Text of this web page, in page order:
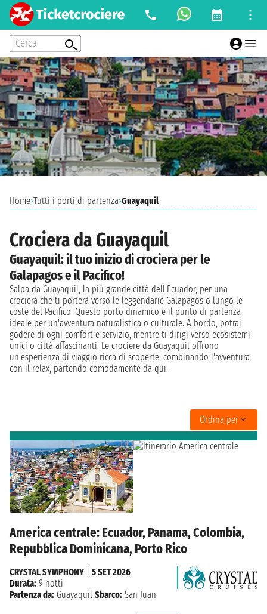
Cerca
Home›Tutti i porti di partenza›Guayaquil
Crociera da Guayaquil
Guayaquil: il tuo inizio di crociera per le
Galapagos e il Pacifico!
Salpa da Guayaquil, la più grande città dell'Ecuador, per una
crociera che ti porterà verso le leggendarie Galapagos o lungo le
coste del Pacifico. Questo porto dinamico è il punto di partenza
ideale per un'avventura naturalistica o culturale. A bordo, potrai
godere di ogni comfort e servizio, mentre ti dirigi verso ecosistemi
unici o città affascinanti. Le crociere da Guayaquil offrono
un'esperienza di viaggio ricca di scoperte, combinando l'avventura
con il relax, partendo comodamente da qui.
Ordina per
America centrale: Ecuador, Panama, Colombia,
Repubblica Dominicana, Porto Rico
CRYSTAL SYMPHONY
5 SET 2026
Durata: 9 notti
Partenza da: Guayaquil Sbarco: San Juan